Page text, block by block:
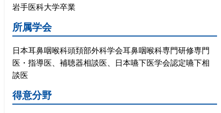
岩手医科大学卒業
所属学会
日本耳鼻咽喉科頭頚部外科学会耳鼻咽喉科専門研修専門
医・指導医、補聴器相談医、日本嚥下医学会認定嚥下相
談医
得意分野